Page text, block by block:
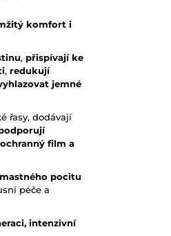
komfort i
, přispívají ke
, redukují
jemné
řasy, dodávají
film a
pocitu
péče a
intenzivní